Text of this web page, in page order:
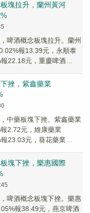
塊拉升，蘭州黃河
啤酒概念板塊拉升。蘭州
報13.39元，永順泰
22.18元，重慶啤酒
挫，紫鑫藥業
中藥板塊下挫。紫鑫藥業
2.72元，維康藥業
23.03元，葵花藥業
塊下挫，樂惠國際
啤酒概念板塊下挫。樂惠
報38.49元，燕京啤酒